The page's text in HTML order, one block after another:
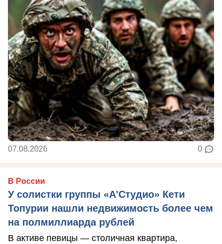
07.08.2026 0
В России
У солистки группы «А'Студио» Кети
Топурии нашли недвижимость более чем
на полмиллиарда рублей
В активе певицы — столичная квартира,